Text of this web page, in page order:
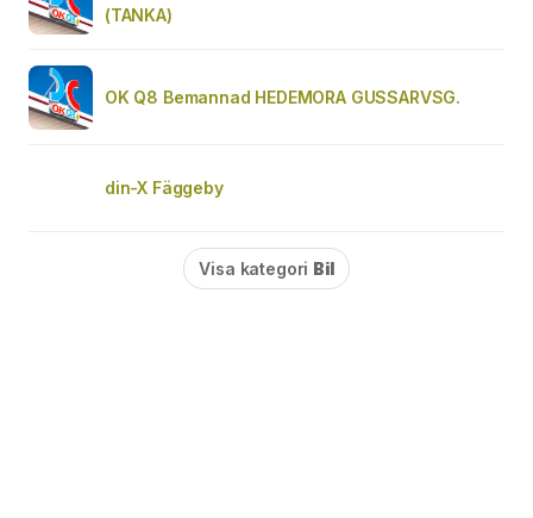
(TANKA)
OK Q8 Bemannad HEDEMORA GUSSARVSG.
din-X Fäggeby
Visa kategori Bil